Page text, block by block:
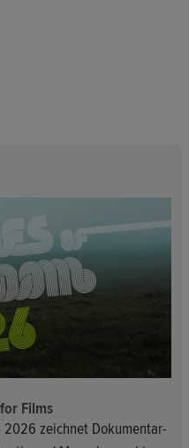
Films
2026 zeichnet Dokumentar-